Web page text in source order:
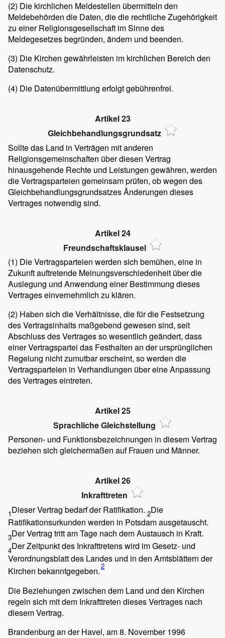
(2) Die kirchlichen Meldestellen übermitteln den
Meldebehörden die Daten, die die rechtliche Zugehörigkeit
zu einer Religionsgesellschaft im Sinne des
Meldegesetzes begründen, ändern und beenden.
(3) Die Kirchen gewährleisten im kirchlichen Bereich den
Datenschutz.
(4) Die Datenübermittlung erfolgt gebührenfrei.
Artikel 23
Gleichbehandlungsgrundsatz
Sollte das Land in Verträgen mit anderen
Religionsgemeinschaften über diesen Vertrag
hinausgehende Rechte und Leistungen gewähren, werden
die Vertragsparteien gemeinsam prüfen, ob wegen des
Gleichbehandlungsgrundsatzes Änderungen dieses
Vertrages notwendig sind.
Artikel 24
Freundschaftsklausel
(1) Die Vertragsparteien werden sich bemühen, eine in
Zukunft auftretende Meinungsverschiedenheit über die
Auslegung und Anwendung einer Bestimmung dieses
Vertrages einvernehmlich zu klären.
(2) Haben sich die Verhältnisse, die für die Festsetzung
des Vertragsinhalts maßgebend gewesen sind, seit
Abschluss des Vertrages so wesentlich geändert, dass
einer Vertragspartei das Festhalten an der ursprünglichen
Regelung nicht zumutbar erscheint, so werden die
Vertragsparteien in Verhandlungen über eine Anpassung
des Vertrages eintreten.
Artikel 25
Sprachliche Gleichstellung
Personen- und Funktionsbezeichnungen in diesem Vertrag
beziehen sich gleichermaßen auf Frauen und Männer.
Artikel 26
Inkrafttreten
1Dieser Vertrag bedarf der Ratifikation. 2Die
Ratifikationsurkunden werden in Potsdam ausgetauscht.
3Der Vertrag tritt am Tage nach dem Austausch in Kraft.
4Der Zeitpunkt des Inkrafttretens wird im Gesetz- und
Verordnungsblatt des Landes und in den Amtsblättern der
Kirchen bekanntgegeben.2
Die Beziehungen zwischen dem Land und den Kirchen
regeln sich mit dem Inkrafttreten dieses Vertrages nach
diesem Vertrag.
Brandenburg an der Havel, am 8. November 1996